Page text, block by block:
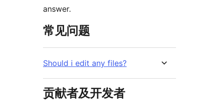
answer.
常见问题
Should i edit any files?
贡献者及开发者